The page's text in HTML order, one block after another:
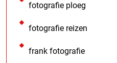
fotografie ploeg
fotografie reizen
frank fotografie